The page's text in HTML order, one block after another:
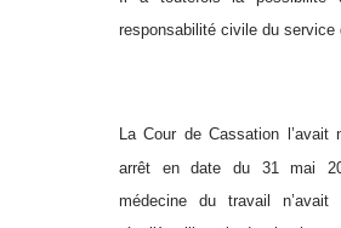
responsabilité civile du service
La Cour de Cassation l’avait
arrêt en date du 31 mai
médecine du travail